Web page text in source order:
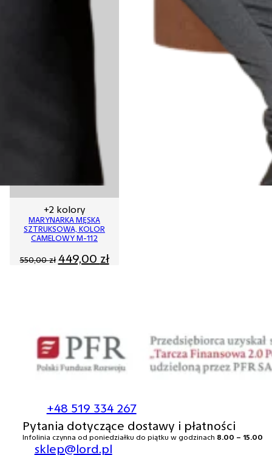
+2 kolory
MARYNARKA MĘSKA
SZTRUKSOWA, KOLOR
CAMELOWY M-112
550,00zł Pierwotna
cena
449,00 złAktualna
cena
+48 519 334 267
Pytania dotyczące dostawy i płatności
Infolinia czynna od poniedziałku do piątku w godzinach 8.00 – 15.00
sklep@lord.pl